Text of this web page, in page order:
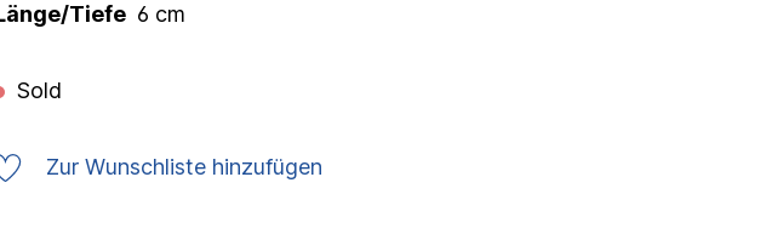
Tiefe 6 cm
Sold
Zur Wunschliste hinzufügen